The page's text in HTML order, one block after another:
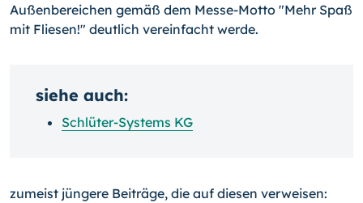
Außenbereichen gemäß dem Messe-Motto "Mehr Spaß
mit Fliesen!" deutlich vereinfacht werde.
siehe auch:
Schlüter-Systems KG
zumeist jüngere Beiträge, die auf diesen verweisen: